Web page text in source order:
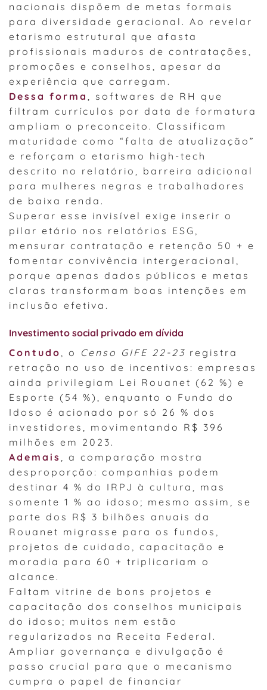
nacionais dispõem de metas formais
para diversidade geracional. Ao revelar
etarismo estrutural que afasta
profissionais maduros de contratações,
promoções e conselhos, apesar da
experiência que carregam.
Dessa forma , softwares de RH que
filtram currículos por data de formatura
ampliam o preconceito. Classificam
maturidade como “falta de atualização”
e reforçam o etarismo high-tech
descrito no relatório, barreira adicional
para mulheres negras e trabalhadores
de baixa renda.
Superar esse invisível exige inserir o
pilar etário nos relatórios ESG,
mensurar contratação e retenção 50 + e
fomentar convivência intergeracional,
porque apenas dados públicos e metas
claras transformam boas intenções em
inclusão efetiva.
Investimento social privado em dívida
Contudo, o Censo GIFE 22-23 registra
retração no uso de incentivos: empresas
ainda privilegiam Lei Rouanet (62 %) e
Esporte (54 %), enquanto o Fundo do
Idoso é acionado por só 26 % dos
investidores, movimentando R$ 396
milhões em 2023.
Ademais, a comparação mostra
desproporção: companhias podem
destinar 4 % do IRPJ à cultura, mas
somente 1 % ao idoso; mesmo assim, se
parte dos R$ 3 bilhões anuais da
Rouanet migrasse para os fundos,
projetos de cuidado, capacitação e
moradia para 60 + triplicariam o
alcance.
Faltam vitrine de bons projetos e
capacitação dos conselhos municipais
do idoso; muitos nem estão
regularizados na Receita Federal.
Ampliar governança e divulgação é
passo crucial para que o mecanismo
cumpra o papel de financiar